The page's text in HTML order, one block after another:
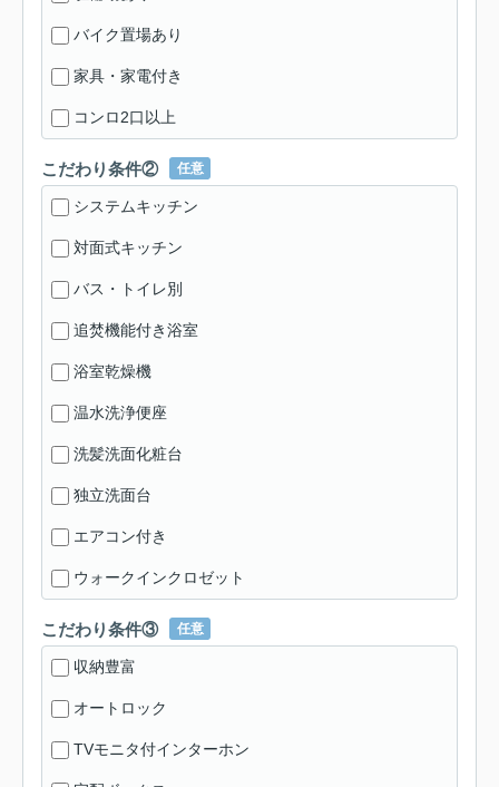
バイク置場あり
家具・家電付き
コンロ2口以上
こだわり条件② 任意
システムキッチン
対面式キッチン
バス・トイレ別
追焚機能付き浴室
浴室乾燥機
温水洗浄便座
洗髪洗面化粧台
独立洗面台
エアコン付き
ウォークインクロゼット
こだわり条件③ 任意
収納豊富
オートロック
TVモニタ付インターホン